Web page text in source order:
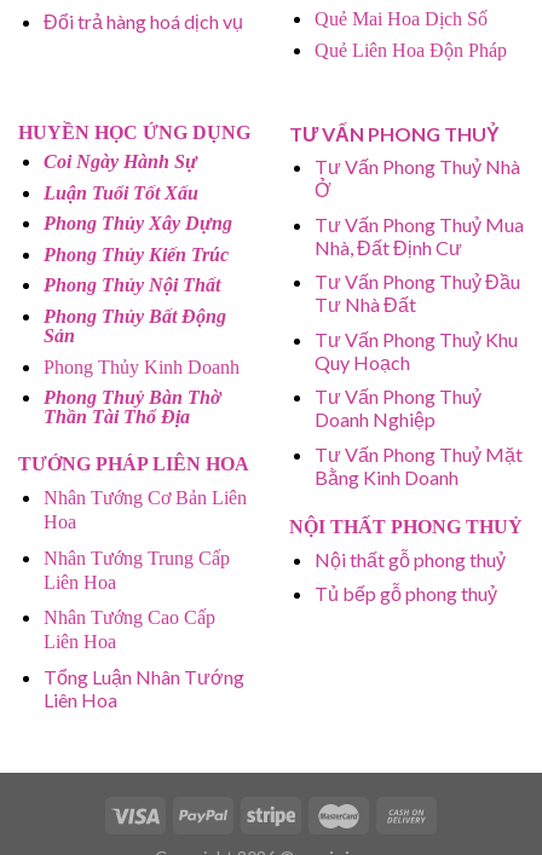
Đổi trả hàng hoá dịch vụ
Quẻ Mai Hoa Dịch Số
Quẻ Liên Hoa Độn Pháp
HUYỀN HỌC ỨNG DỤNG
Coi Ngày Hành Sự
Luận Tuổi Tốt Xấu
Phong Thủy Xây Dựng
Phong Thủy Kiến Trúc
Phong Thủy Nội Thất
Phong Thủy Bất Động
Sản
Phong Thủy Kinh Doanh
Phong Thuỷ Bàn Thờ
Thần Tài Thổ Địa
TƯỚNG PHÁP LIÊN HOA
Nhân Tướng Cơ Bản Liên
Hoa
Nhân Tướng Trung Cấp
Liên Hoa
Nhân Tướng Cao Cấp
Liên Hoa
Tổng Luận Nhân Tướng
Liên Hoa
TƯ VẤN PHONG THUỶ
Tư Vấn Phong Thuỷ Nhà
Ở
Tư Vấn Phong Thuỷ Mua
Nhà, Đất Định Cư
Tư Vấn Phong Thuỷ Đầu
Tư Nhà Đất
Tư Vấn Phong Thuỷ Khu
Quy Hoạch
Tư Vấn Phong Thuỷ
Doanh Nghiệp
Tư Vấn Phong Thuỷ Mặt
Bằng Kinh Doanh
NỘI THẤT PHONG THUỶ
Nội thất gỗ phong thuỷ
Tủ bếp gỗ phong thuỷ